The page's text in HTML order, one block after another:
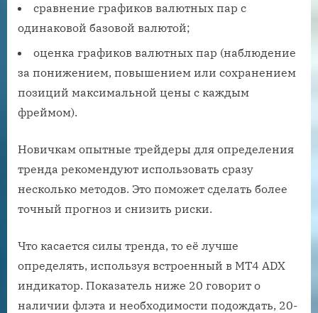
сравнение графиков валютных пар с
одинаковой базовой валютой;
оценка графиков валютных пар (наблюдение
за понижением, повышением или сохранением
позиций максимальной цены с каждым
фреймом).
Новичкам опытные трейдеры для определения
тренда рекомендуют использовать сразу
несколько методов. Это поможет сделать более
точный прогноз и снизить риски.
Что касается силы тренда, то её лучше
определять, используя встроенный в МТ4 ADX
индикатор. Показатель ниже 20 говорит о
наличии флэта и необходимости подождать, 20-